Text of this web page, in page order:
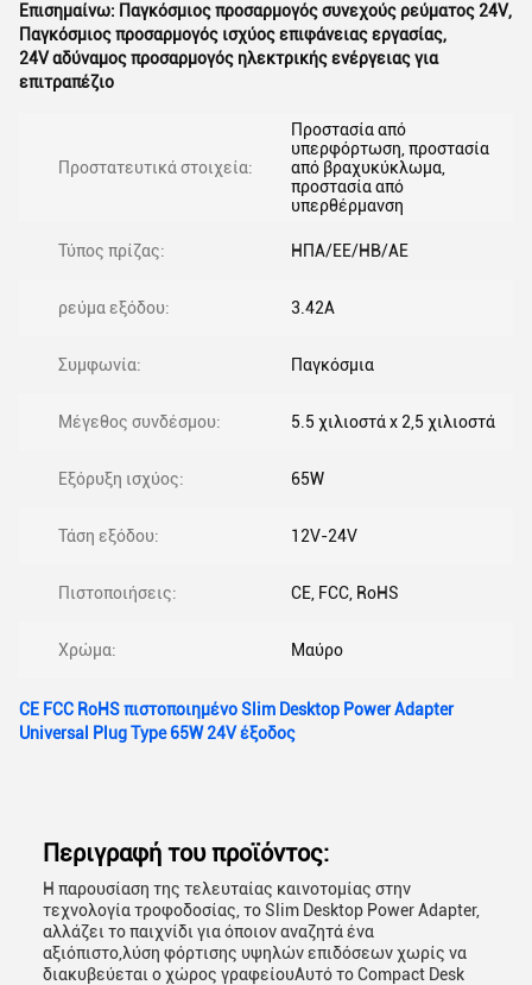
Επισημαίνω: Παγκόσμιος προσαρμογός συνεχούς ρεύματος 24V,
Παγκόσμιος προσαρμογός ισχύος επιφάνειας εργασίας,
24V αδύναμος προσαρμογός ηλεκτρικής ενέργειας για
επιτραπέζιο
Προστατευτικά στοιχεία:
Προστασία από
υπερφόρτωση, προστασία
από βραχυκύκλωμα,
προστασία από
υπερθέρμανση
Τύπος πρίζας: ΗΠΑ/ΕΕ/ΗΒ/ΑΕ
ρεύμα εξόδου: 3.42Α
Συμφωνία: Παγκόσμια
Μέγεθος συνδέσμου: 5.5 χιλιοστά x 2,5 χιλιοστά
Εξόρυξη ισχύος: 65W
Τάση εξόδου: 12V-24V
Πιστοποιήσεις: CE, FCC, RoHS
Χρώμα: Μαύρο
CE FCC RoHS πιστοποιημένο Slim Desktop Power Adapter
Universal Plug Type 65W 24V έξοδος
Περιγραφή του προϊόντος:
Η παρουσίαση της τελευταίας καινοτομίας στην
τεχνολογία τροφοδοσίας, το Slim Desktop Power Adapter,
αλλάζει το παιχνίδι για όποιον αναζητά ένα
αξιόπιστο,λύση φόρτισης υψηλών επιδόσεων χωρίς να
διακυβεύεται ο χώρος γραφείουΑυτό το Compact Desk